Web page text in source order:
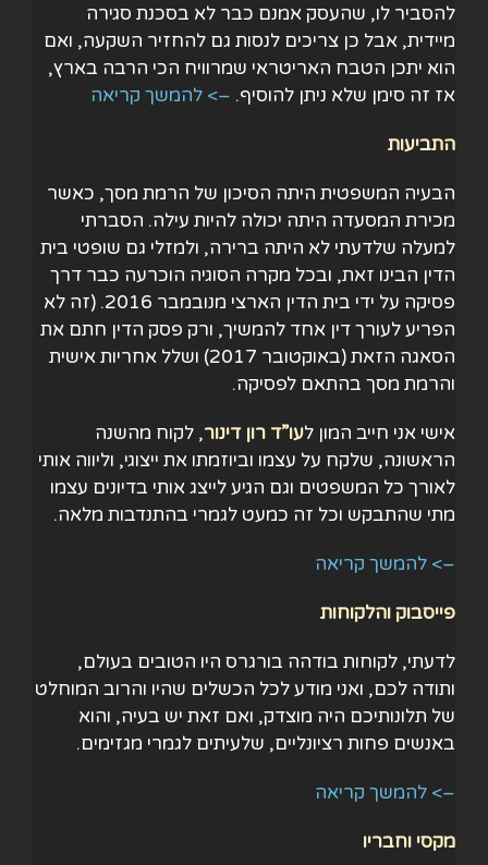
להסביר לו, שהעסק אמנם כבר לא בסכנת סגירה
מיידית, אבל כן צריכים לנסות גם להחזיר השקעה, ואם
הוא יתכן הטבח האריטראי שמרוויח הכי הרבה בארץ,
אז זה סימן שלא ניתן להוסיף. –> להמשך קריאה
התביעות
הבעיה המשפטית היתה הסיכון של הרמת מסך, כאשר
מכירת המסעדה היתה יכולה להיות עילה. הסברתי
למעלה שלדעתי לא היתה ברירה, ולמזלי גם שופטי בית
הדין הבינו זאת, ובכל מקרה הסוגיה הוכרעה כבר דרך
פסיקה על ידי בית הדין הארצי מנובמבר 2016. (זה לא
הפריע לעורך דין אחד להמשיך, ורק פסק הדין חתם את
הסאגה הזאת (באוקטובר 2017) ושלל אחריות אישית
והרמת מסך בהתאם לפסיקה.
אישי אני חייב המון לעו”ד רון דינור, לקוח מהשנה
הראשונה, שלקח על עצמו וביוזמתו את ייצוגי, וליווה אותי
לאורך כל המשפטים וגם הגיע לייצג אותי בדיונים עצמו
מתי שהתבקש וכל זה כמעט לגמרי בהתנדבות מלאה.
–> להמשך קריאה
פייסבוק והלקוחות
לדעתי, לקוחות בודהה בורגרס היו הטובים בעולם,
ותודה לכם, ואני מודע לכל הכשלים שהיו והרוב המוחלט
של תלונותיכם היה מוצדק, ואם זאת יש בעיה, והוא
באנשים פחות רציונליים, שלעיתים לגמרי מגזימים.
–> להמשך קריאה
מקסי וחבריו